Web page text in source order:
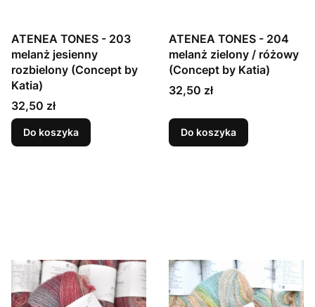
ATENEA TONES - 203
melanż jesienny
rozbielony (Concept by
Katia)
Cena
32,50 zł
Do koszyka
ATENEA TONES - 204
melanż zielony / różowy
(Concept by Katia)
Cena
32,50 zł
Do koszyka